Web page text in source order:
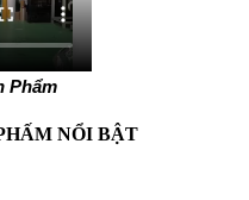
Phẩm
NỔI BẬT